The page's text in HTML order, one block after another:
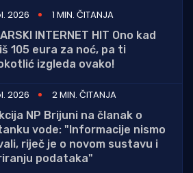
2026
1 MIN. ČITANJA
INTERNET HIT Ono kad
105 eura za noć, pa ti
izgleda ovako!
2026
2 MIN. ČITANJA
NP Brijuni na članak o
vode: "Informacije nismo
riječ je o novom sustavu i
podataka"